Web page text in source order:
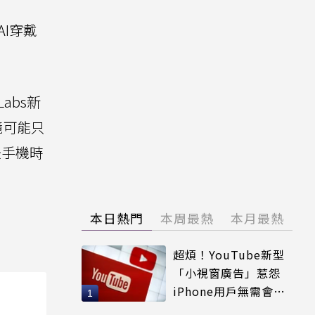
穿戴
新
能只
機時
本日熱門 本周最熱 本月最熱
超煩！YouTube新型
「小視窗廣告」惹怨
iPhone用戶無需會員